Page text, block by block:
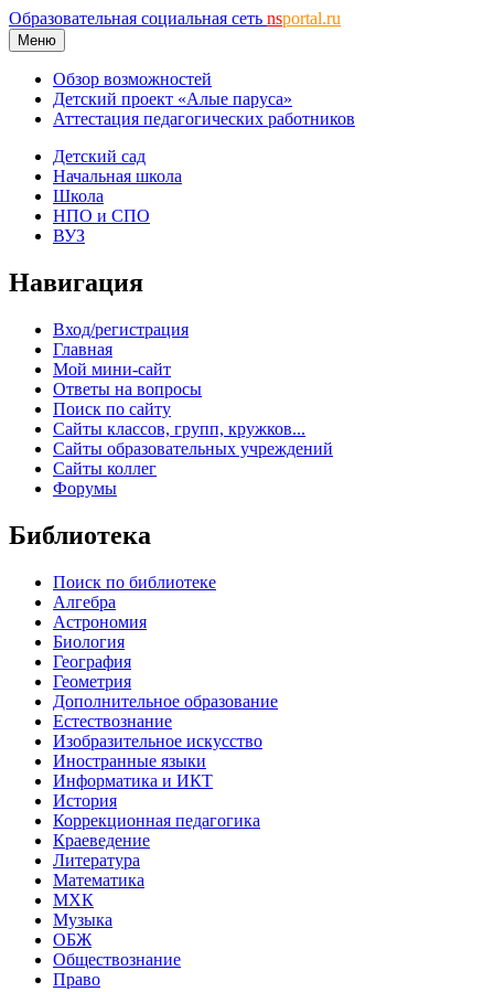
Образовательная социальная сеть nsportal.ru
Меню
Обзор возможностей
Детский проект «Алые паруса»
Аттестация педагогических работников
Детский сад
Начальная школа
Школа
НПО и СПО
ВУЗ
Навигация
Вход/регистрация
Главная
Мой мини-сайт
Ответы на вопросы
Поиск по сайту
Сайты классов, групп, кружков...
Сайты образовательных учреждений
Сайты коллег
Форумы
Библиотека
Поиск по библиотеке
Алгебра
Астрономия
Биология
География
Геометрия
Дополнительное образование
Естествознание
Изобразительное искусство
Иностранные языки
Информатика и ИКТ
История
Коррекционная педагогика
Краеведение
Литература
Математика
МХК
Музыка
ОБЖ
Обществознание
Право